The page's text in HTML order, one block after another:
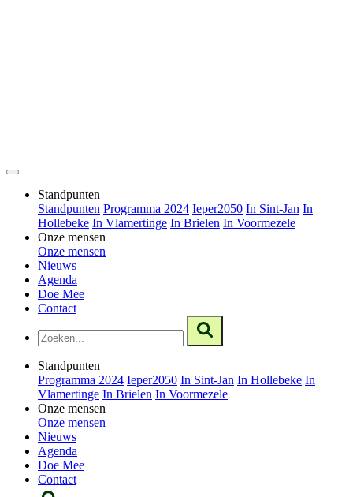
Standpunten
Standpunten Programma 2024 Ieper2050 In Sint-Jan In
Hollebeke In Vlamertinge In Brielen In Voormezele
Onze mensen
Onze mensen
Nieuws
Agenda
Doe Mee
Contact
Standpunten
Programma 2024 Ieper2050 In Sint-Jan In Hollebeke In
Vlamertinge In Brielen In Voormezele
Onze mensen
Onze mensen
Nieuws
Agenda
Doe Mee
Contact